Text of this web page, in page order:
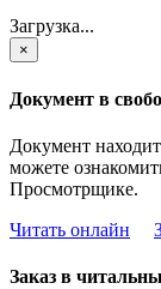
Загрузка...
×
Документ в
Документ
можете
Просмотрщике.
Читать онлайн
Заказ в